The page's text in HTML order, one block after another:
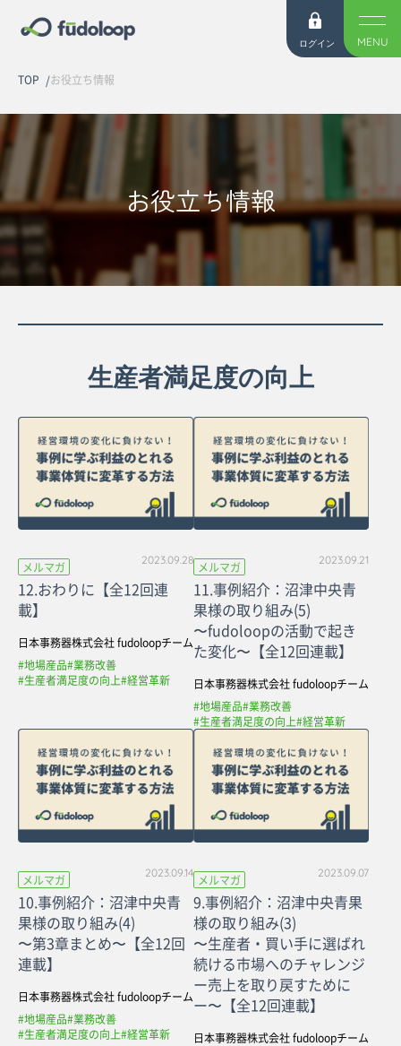
ログイン MENU
TOP お役立ち情報
お役立ち情報
生産者満足度の向上
メルマガ 2023.09.28
12.おわりに【全12回連
載】
日本事務器株式会社 fudoloopチーム
#地場産品#業務改善
#生産者満足度の向上#経営革新
メルマガ 2023.09.21
11.事例紹介：沼津中央青
果様の取り組み(5)
〜fudoloopの活動で起き
た変化〜【全12回連載】
日本事務器株式会社 fudoloopチーム
#地場産品#業務改善
#生産者満足度の向上#経営革新
メルマガ 2023.09.14
10.事例紹介：沼津中央青
果様の取り組み(4)
〜第3章まとめ〜【全12回
連載】
日本事務器株式会社 fudoloopチーム
#地場産品#業務改善
#生産者満足度の向上#経営革新
メルマガ 2023.09.07
9.事例紹介：沼津中央青果
様の取り組み(3)
〜生産者・買い手に選ばれ
続ける市場へのチャレンジ
ー売上を取り戻すために
ー〜【全12回連載】
日本事務器株式会社 fudoloopチーム